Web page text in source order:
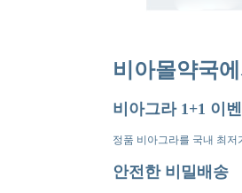
비아몰약국
비아그라 1+1 이
정품 비아그라를 국내 최저
안전한 비밀배송